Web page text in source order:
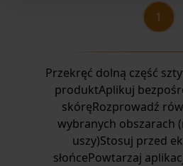
Przekręć dolną część
produktAplikuj
skóręRozprowadź
wybranych obszarach
uszy)Stosuj przed
słońcePowtarzaj